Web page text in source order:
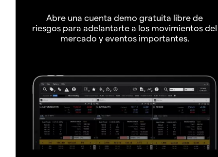
Abre una cuenta demo gratuita libre de
riesgos para adelantarte a los movimientos del
mercado y eventos importantes.